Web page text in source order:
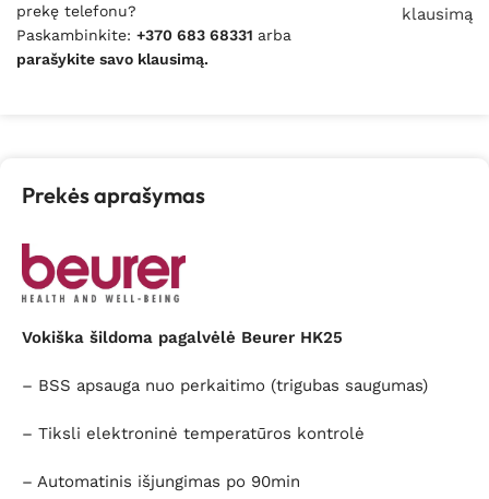
prekę telefonu?
Paskambinkite: +370 683 68331 arba
parašykite savo klausimą.
klausimą
Prekės aprašymas
Vokiška šildoma pagalvėlė Beurer HK25
– BSS apsauga nuo perkaitimo (trigubas saugumas)
– Tiksli elektroninė temperatūros kontrolė
– Automatinis išjungimas po 90min